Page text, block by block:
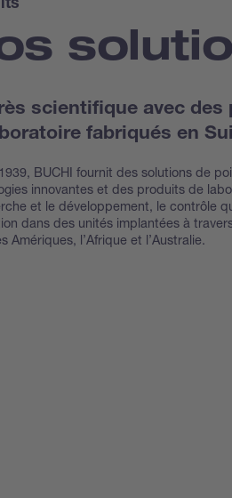
scientifique avec des
fabriqués en
BUCHI fournit des solutions de
innovantes et des produits de
et le développement, le contrôle
dans des unités implantées à
Amériques, l’Afrique et l’Australie.